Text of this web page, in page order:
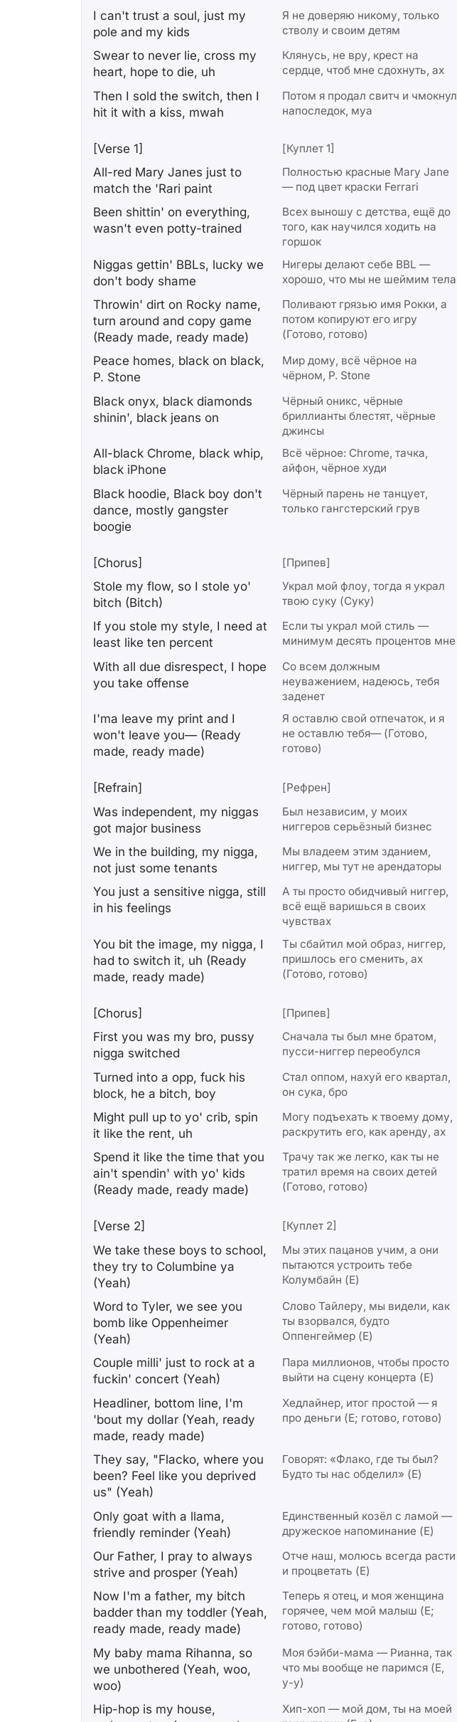
I can't trust a soul, just my
pole and my kids
Я не доверяю никому, только
стволу и своим детям
Swear to never lie, cross my
heart, hope to die, uh
Клянусь, не вру, крест на
сердце, чтоб мне сдохнуть, ах
Then I sold the switch, then I
hit it with a kiss, mwah
Потом я продал свитч и чмокнул
напоследок, муа
[Verse 1] [Куплет 1]
All-red Mary Janes just to
match the 'Rari paint
Полностью красные Mary Jane
— под цвет краски Ferrari
Been shittin' on everything,
wasn't even potty-trained
Всех выношу с детства, ещё до
того, как научился ходить на
горшок
Niggas gettin' BBLs, lucky we
don't body shame
Нигеры делают себе BBL —
хорошо, что мы не шеймим тела
Throwin' dirt on Rocky name,
turn around and copy game
(Ready made, ready made)
Поливают грязью имя Рокки, а
потом копируют его игру
(Готово, готово)
Pеace homes, black on black,
P. Stone
Мир дому, всё чёрное на
чёрном, P. Stone
Black onyx, black diamonds
shinin', black jеans on
Чёрный оникс, чёрные
бриллианты блестят, чёрные
джинсы
All-black Chrome, black whip,
black iPhone
Всё чёрное: Chrome, тачка,
айфон, чёрное худи
Black hoodie, Black boy don't
dance, mostly gangster
boogie
Чёрный парень не танцует,
только гангстерский грув
[Chorus] [Припев]
Stole my flow, so I stole yo'
bitch (Bitch)
Украл мой флоу, тогда я украл
твою суку (Суку)
If you stole my style, I need at
least like ten percent
Если ты украл мой стиль —
минимум десять процентов мне
With all due disrespect, I hope
you take offense
Со всем должным
неуважением, надеюсь, тебя
заденет
I'ma leave my print and I
won't leave you— (Ready
made, ready made)
Я оставлю свой отпечаток, и я
не оставлю тебя— (Готово,
готово)
[Refrain] [Рефрен]
Was independent, my niggas
got major business
Был независим, у моих
ниггеров серьёзный бизнес
We in the building, my nigga,
not just some tenants
Мы владеем этим зданием,
ниггер, мы тут не арендаторы
You just a sensitive nigga, still
in his feelings
А ты просто обидчивый ниггер,
всё ещё варишься в своих
чувствах
You bit the image, my nigga, I
had to switch it, uh (Ready
made, ready made)
Ты сбайтил мой образ, ниггер,
пришлось его сменить, ах
(Готово, готово)
[Chorus] [Припев]
First you was my bro, pussy
nigga switched
Сначала ты был мне братом,
пусси-ниггер переобулся
Turned into a opp, fuck his
block, he a bitch, boy
Стал оппом, нахуй его квартал,
он сука, бро
Might pull up to yo' crib, spin
it like the rent, uh
Могу подъехать к твоему дому,
раскрутить его, как аренду, ах
Spend it like the time that you
ain't spendin' with yo' kids
(Ready made, ready made)
Трачу так же легко, как ты не
тратил время на своих детей
(Готово, готово)
[Verse 2] [Куплет 2]
We take these boys to school,
they try to Columbine ya
(Yeah)
Мы этих пацанов учим, а они
пытаются устроить тебе
Колумбайн (Е)
Word to Tyler, we see you
bomb like Oppenheimer
(Yeah)
Слово Тайлеру, мы видели, как
ты взорвался, будто
Оппенгеймер (Е)
Couple milli' just to rock at a
fuckin' concert (Yeah)
Пара миллионов, чтобы просто
выйти на сцену концерта (Е)
Headliner, bottom line, I'm
'bout my dollar (Yeah, ready
made, ready made)
Хедлайнер, итог простой — я
про деньги (Е; готово, готово)
They say, "Flacko, where you
been? Feel like you deprived
us" (Yeah)
Говорят: «Флако, где ты был?
Будто ты нас обделил» (Е)
Only goat with a llama,
friendly reminder (Yeah)
Единственный козёл с ламой —
дружеское напоминание (Е)
Our Father, I pray to always
strive and prosper (Yeah)
Отче наш, молюсь всегда расти
и процветать (Е)
Now I'm a father, my bitch
badder than my toddler (Yeah,
ready made, ready made)
Теперь я отец, и моя женщина
горячее, чем мой малыш (Е;
готово, готово)
My baby mama Rihanna, so
we unbothered (Yeah, woo,
woo)
Моя бэйби-мама — Рианна, так
что мы вообще не паримся (Е,
у-у)
Hip-hop is my house,
Хип-хоп — мой дом, ты на моей